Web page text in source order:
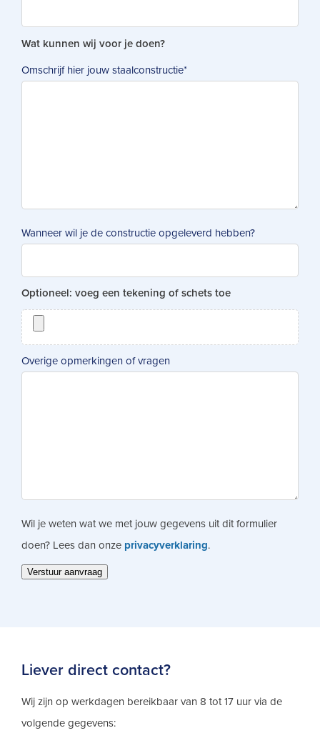
Wat kunnen wij voor je doen?
Omschrijf hier jouw staalconstructie*
Wanneer wil je de constructie opgeleverd hebben?
Optioneel: voeg een tekening of schets toe
Overige opmerkingen of vragen
Wil je weten wat we met jouw gegevens uit dit formulier
doen? Lees dan onze privacyverklaring.
Verstuur aanvraag
Liever direct contact?
Wij zijn op werkdagen bereikbaar van 8 tot 17 uur via de
volgende gegevens: